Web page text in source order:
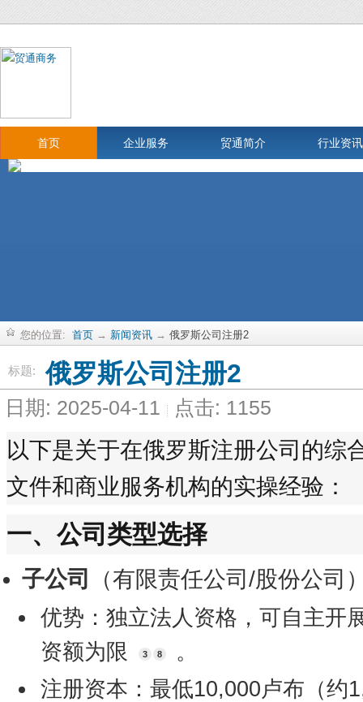
首页 企业服务 贸通简介 行业资讯
您的位置: 首页 → 新闻资讯 → 俄罗斯公司注册2
标题: 俄罗斯公司注册2
日期: 2025-04-11 点击: 1155
以下是关于在俄罗斯注册公司的综
文件和商业服务机构的实操经验：
一、公司类型选择
子公司 （有限责任公司/股份公司
优势：独立法人资格，可自主开
资额为限
3 8
。
注册资本：最低10,000卢布（约